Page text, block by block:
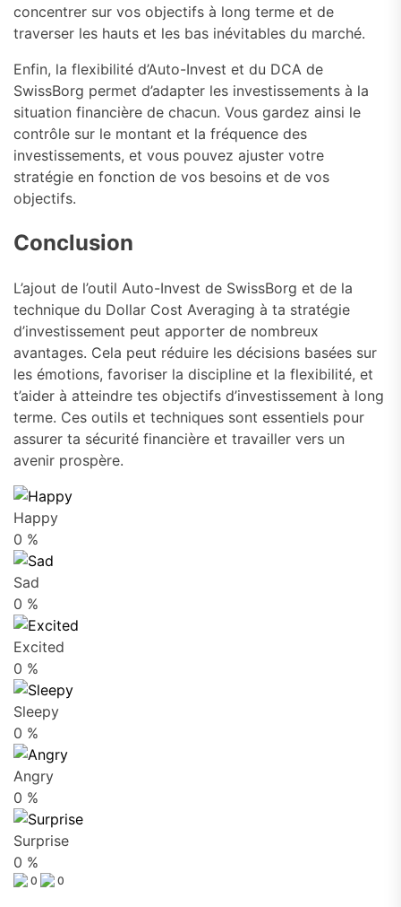
concentrer sur vos objectifs à long terme et de
traverser les hauts et les bas inévitables du marché.
Enfin, la flexibilité d’Auto-Invest et du DCA de
SwissBorg permet d’adapter les investissements à la
situation financière de chacun. Vous gardez ainsi le
contrôle sur le montant et la fréquence des
investissements, et vous pouvez ajuster votre
stratégie en fonction de vos besoins et de vos
objectifs.
Conclusion
L’ajout de l’outil Auto-Invest de SwissBorg et de la
technique du Dollar Cost Averaging à ta stratégie
d’investissement peut apporter de nombreux
avantages. Cela peut réduire les décisions basées sur
les émotions, favoriser la discipline et la flexibilité, et
t’aider à atteindre tes objectifs d’investissement à long
terme. Ces outils et techniques sont essentiels pour
assurer ta sécurité financière et travailler vers un
avenir prospère.
Happy
0 %
Sad
0 %
Excited
0 %
Sleepy
0 %
Angry
0 %
Surprise
0 %
0 0